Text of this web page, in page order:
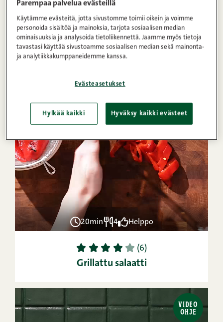
50min 6 Helppo
VIDEO
OHJE
20min 4 Helppo
1 2 3 4 5 (6)
Grillattu salaatti
VIDEO
OHJE
Parempaa palvelua evästeillä
Käytämme evästeitä, jotta sivustomme toimii oikein ja voimme
personoida sisältöä ja mainoksia, tarjota sosiaalisen median
ominaisuuksia ja analysoida tietoliikennettä. Jaamme myös tietoja
tavastasi käyttää sivustoamme sosiaalisen median sekä mainonta-
ja analytiikkakumppaneidemme kanssa.
Evästeasetukset
Hylkää kaikki Hyväksy kaikki evästeet